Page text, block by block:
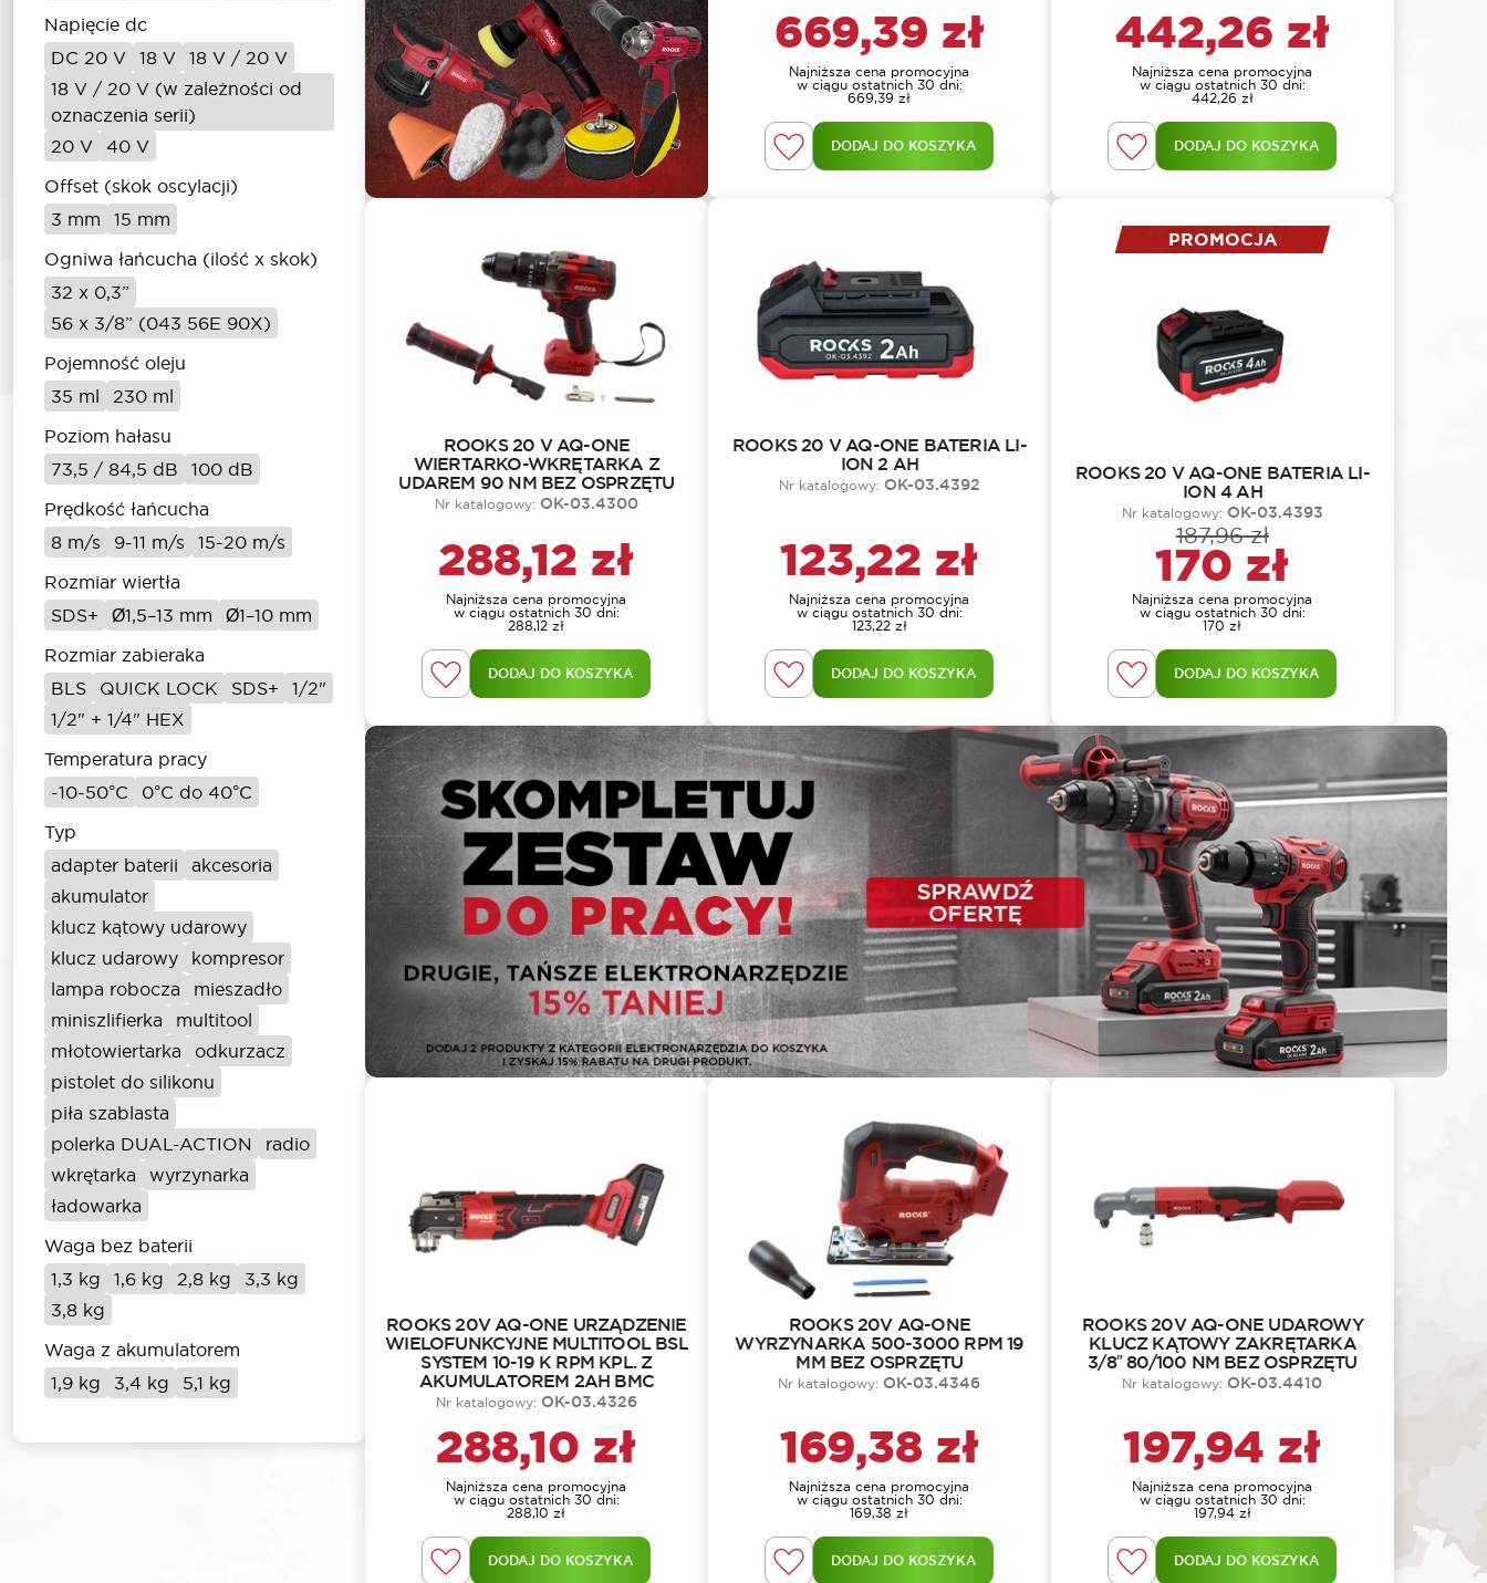
Napięcie dc
DC 20 V 18 V 18 V / 20 V
18 V / 20 V (w zależności od
oznaczenia serii)
20 V 40 V
Offset (skok oscylacji)
3 mm
15 mm
Ogniwa łańcucha (ilość x skok)
32 x 0,3”
56 x 3/8” (043 56E 90X)
Pojemność oleju
35 ml
230 ml
Poziom hałasu
73,5 / 84,5 dB
100 dB
Prędkość łańcucha
8 m/s
9-11 m/s
15-20 m/s
Rozmiar wiertła
SDS+
Ø1,5–13 mm
Ø1–10 mm
Rozmiar zabieraka
BLS
QUICK LOCK SDS+
1/2"
1/2" + 1/4" HEX
Temperatura pracy
-10-50°C
0°C do 40°C
Typ
adapter baterii
akcesoria
akumulator
klucz kątowy udarowy
klucz udarowy
kompresor
lampa robocza
mieszadło
miniszlifierka
multitool
młotowiertarka
odkurzacz
pistolet do silikonu
piła szablasta
polerka DUAL-ACTION
radio
wkrętarka
wyrzynarka
ładowarka
Waga bez baterii
1,3 kg
1,6 kg 2,8 kg
3,3 kg
3,8 kg
Waga z akumulatorem
1,9 kg
3,4 kg 5,1 kg
669,39 zł
Najniższa cena promocyjna
w ciągu ostatnich 30 dni:
669,39zł
DODAJ DO KOSZYKA
442,26 zł
Najniższa cena promocyjna
w ciągu ostatnich 30 dni:
442,26 zł
DODAJ DO KOSZYKA
ROOKS 20 V AQ-ONE
WIERTARKO-WKRĘTARKA Z
UDAREM 90 NM BEZ OSPRZĘTU
Nr katalogowy: OK-03.4300
288,12 zł
Najniższa cena promocyjna
w ciągu ostatnich 30 dni:
288,12zł
DODAJ DO KOSZYKA
ROOKS 20 V AQ-ONE BATERIA LI-
ION 2 AH
Nr katalogowy: OK-03.4392
123,22 zł
Najniższa cena promocyjna
w ciągu ostatnich 30 dni:
123,22 zł
DODAJ DO KOSZYKA
PROMOCJA
ROOKS 20 V AQ-ONE BATERIA LI-
ION 4 AH
Nr katalogowy: OK-03.4393
187,96zł
Pierwotna
170 zł
Aktualna
Najniższa cena promocyjna
w ciągu ostatnich 30 dni:
170zł
DODAJ DO KOSZYKA
ROOKS 20V AQ-ONE URZĄDZENIE
WIELOFUNKCYJNE MULTITOOL BSL
SYSTEM 10-19 K RPM KPL. Z
AKUMULATOREM 2AH BMC
Nr katalogowy: OK-03.4326
288,10 zł
Najniższa cena promocyjna
w ciągu ostatnich 30 dni:
288,10zł
DODAJ DO KOSZYKA
ROOKS 20V AQ-ONE
WYRZYNARKA 500-3000 RPM 19
MM BEZ OSPRZĘTU
Nr katalogowy: OK-03.4346
169,38 zł
Najniższa cena promocyjna
w ciągu ostatnich 30 dni:
169,38zł
DODAJ DO KOSZYKA
ROOKS 20V AQ-ONE UDAROWY
KLUCZ KĄTOWY ZAKRĘTARKA
3/8″ 80/100 NM BEZ OSPRZĘTU
Nr katalogowy: OK-03.4410
197,94 zł
Najniższa cena promocyjna
w ciągu ostatnich 30 dni:
197,94 zł
DODAJ DO KOSZYKA